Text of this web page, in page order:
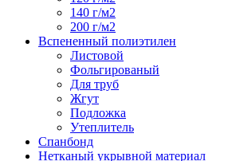
140 г/м2
200 г/м2
Вспененный полиэтилен
Листовой
Фольгированый
Для труб
Жгут
Подложка
Утеплитель
Спанбонд
Нетканый укрывной материал